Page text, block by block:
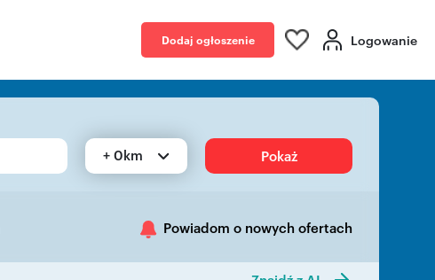
Dodaj ogłoszenie Logowanie
+ 0km Pokaż
Powiadom o nowych ofertach